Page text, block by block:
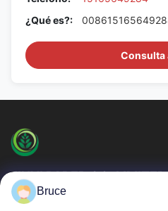
¿Qué es?:
Consulta
JINYI PAPER CO.,LIMITED
El PAPEL de JINYI es uno del
Bruce